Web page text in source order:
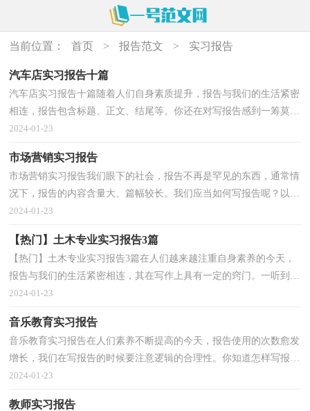
当前位置： 首页 > 报告范文 > 实习报告
汽车店实习报告十篇
汽车店实习报告十篇随着人们自身素质提升，报告与我们的生活紧密
相连，报告包含标题、正文、结尾等。你还在对写报告感到一筹莫展
吗？下面是小编精心整理的汽车店实习报告10篇，希望...
2024-01-23
市场营销实习报告
市场营销实习报告我们眼下的社会，报告不再是罕见的东西，通常情
况下，报告的内容含量大、篇幅较长。我们应当如何写报告呢？以下
是小编帮大家整理的市场营销实习报告，欢迎大家分享。...
2024-01-23
【热门】土木专业实习报告3篇
【热门】土木专业实习报告3篇在人们越来越注重自身素养的今天，
报告与我们的生活紧密相连，其在写作上具有一定的窍门。一听到写
报告就拖延症懒癌齐复发？以下是小编为大家收集的...
2024-01-23
音乐教育实习报告
音乐教育实习报告在人们素养不断提高的今天，报告使用的次数愈发
增长，我们在写报告的时候要注意逻辑的合理性。你知道怎样写报告
才能写的好吗？下面是小编帮大家整理的音乐教育实...
2024-01-23
教师实习报告